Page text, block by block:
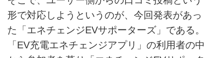
形で対応しようというのが、今回発表があっ
た「エネチェンジEVサポーターズ」である。
「EV充電エネチェンジアプリ」の利用者の中